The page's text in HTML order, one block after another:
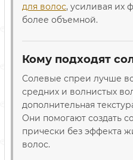
для волос, усиливая их
более объемной.
Кому подходят
Солевые спреи лучше
средних и волнистых
дополнительная
Они помогают создать
прически без эффекта
волос.